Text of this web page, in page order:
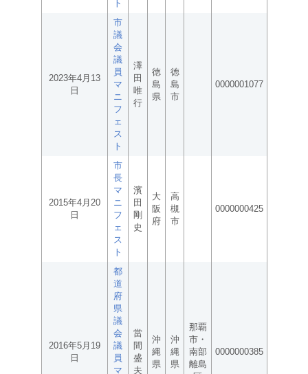
ト
2023年4月13
日
市
議
会
議
員
マ
ニ
フ
ェ
ス
ト
澤
田
唯
行
徳
島
県
徳
島
市
0000001077
2015年4月20
日
市
長
マ
ニ
フ
ェ
ス
ト
濱
田
剛
史
大
阪
府
高
槻
市
0000000425
2016年5月19
日
都
道
府
県
議
会
議
員
マ
當
間
盛
夫
沖
縄
県
沖
縄
県
那覇
市・
南部
離島
0000000385